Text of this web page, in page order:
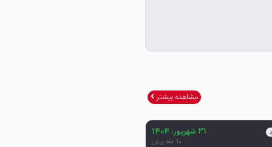
مشاهده بیشتر
31 شهریور، 1404
10 ماه پیش